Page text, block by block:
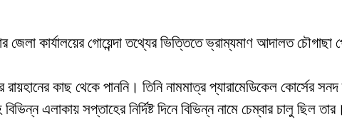
কার্যালয়ের গোয়েন্দা তথ্যের ভিত্তিতে ভ্রাম্যমাণ আদালত চৌগাছা
কাছ থেকে পাননি। তিনি নামমাত্র প্যারামেডিকেল কোর্সের সনদ
এলাকায় সপ্তাহের নির্দিষ্ট দিনে বিভিন্ন নামে চেম্বার চালু ছিল